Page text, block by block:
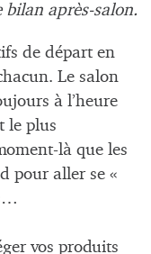
bilan après-salon.
de départ en
Le salon
à l’heure
le plus
là que les
pour aller se «
vos produits